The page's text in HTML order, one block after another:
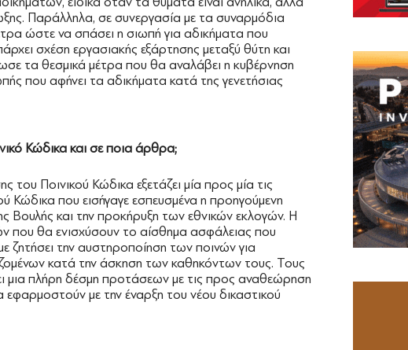
Παράλληλα, σε συνεργασία με τα συναρμόδια
ώστε να σπάσει η σιωπή για αδικήματα που
σχέση εργασιακής εξάρτησης μεταξύ θύτη και
τα θεσμικά μέτρα που θα αναλάβει η κυβέρνηση
που αφήνει τα αδικήματα κατά της γενετήσιας
Κώδικα και σε ποια άρθρα;
Ποινικού Κώδικα εξετάζει μία προς μία τις
Κώδικα που εισήγαγε εσπευσμένα η προηγούμενη
Βουλής και την προκήρυξη των εθνικών εκλογών. Η
που θα ενισχύσουν το αίσθημα ασφάλειας που
ζητήσει την αυστηροποίηση των ποινών για
κατά την άσκηση των καθηκόντων τους. Τους
μια πλήρη δέσμη προτάσεων με τις προς αναθεώρηση
με την έναρξη του νέου δικαστικού